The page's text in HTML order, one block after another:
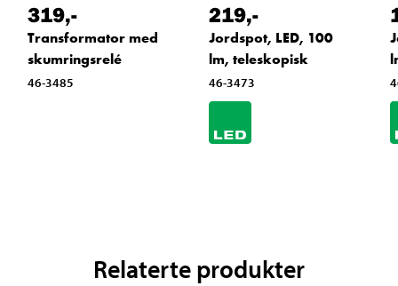
319,-
Transformator med
skumringsrelé
46-3485
219,-
Jordspot, LED, 100
lm, teleskopisk
46-3473
Relaterte produkter